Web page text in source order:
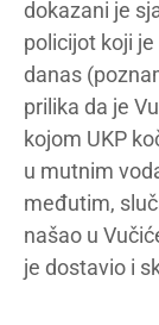
dokazani je
policijot koji
danas
prilika da je
kojom UKP
u mutnim
međutim,
našao u
je dostavio i